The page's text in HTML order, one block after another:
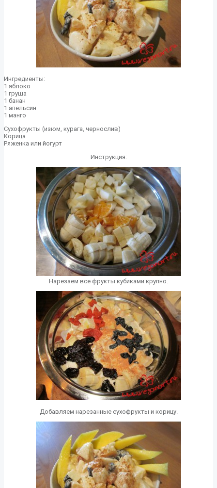
Ингредиенты:
1 яблоко
1 груша
1 банан
1 апельсин
1 манго
Сухофрукты (изюм, курага, чернослив)
Корица
Ряженка или йогурт
Инструкция:
Нарезаем все фрукты кубиками крупно.
Добавляем нарезанные сухофрукты и корицу.